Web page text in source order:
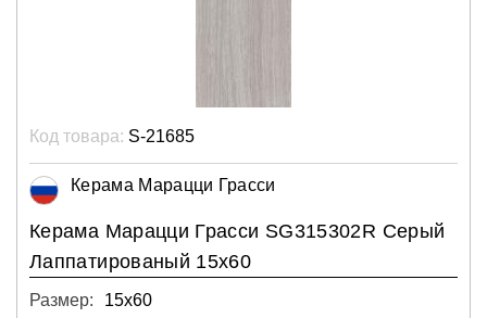
Код товара: S-21685
Керама Марацци Грасси
Керама Марацци Грасси SG315302R Серый
Лаппатированый 15х60
Размер:
15х60